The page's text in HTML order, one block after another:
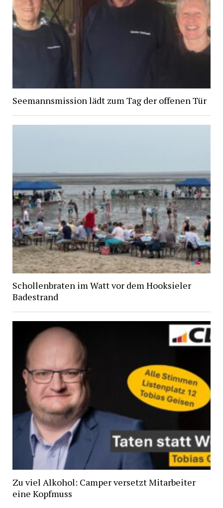
Seemannsmission lädt zum Tag der offenen Tür
Schollenbraten im Watt vor dem Hooksieler
Badestrand
Zu viel Alkohol: Camper versetzt Mitarbeiter
eine Kopfmuss